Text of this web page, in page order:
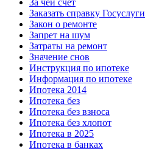
Заказать справку Госуслуги
Закон о ремонте
Запрет на шум
Затраты на ремонт
Значение снов
Инструкция по ипотеке
Информация по ипотеке
Ипотека 2014
Ипотека без
Ипотека без взноса
Ипотека без хлопот
Ипотека в 2025
Ипотека в банках